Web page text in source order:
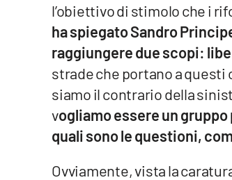
l’obiettivo di stimolo che i
ha spiegato Sandro
raggiungere due scopi:
strade che portano a questi
siamo il contrario della
vogliamo essere un
quali sono le questioni,
Ovviamente, vista la